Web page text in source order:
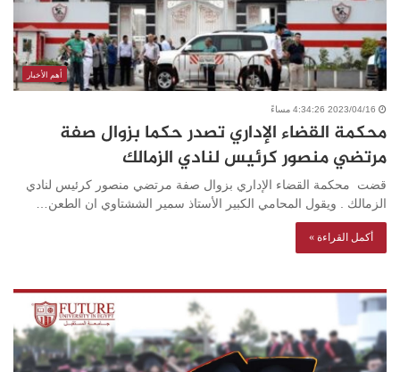
أهم الأخبار
2023/04/16 4:34:26 مساءً
محكمة القضاء الإداري تصدر حكما بزوال صفة
مرتضي منصور كرئيس لنادي الزمالك
قضت محكمة القضاء الإداري بزوال صفة مرتضي منصور كرئيس لنادي
الزمالك . ويقول المحامي الكبير الأستاذ سمير الششتاوي ان الطعن…
أكمل القراءة »